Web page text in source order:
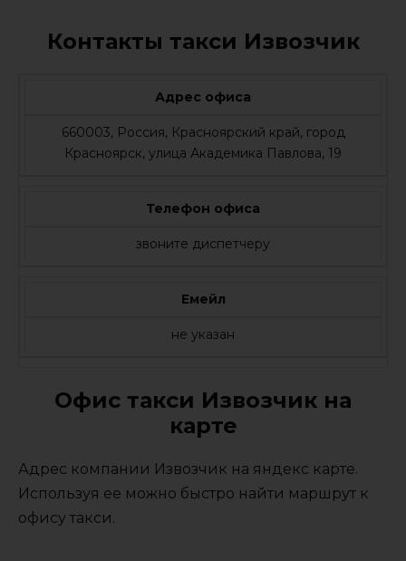
Контакты такси Извозчик
Адрес офиса
660003, Россия, Красноярский край, город
Красноярск, улица Академика Павлова, 19
Телефон офиса
звоните диспетчеру
Емейл
не указан
Офис такси Извозчик на
карте
Адрес компании Извозчик на яндекс карте.
Используя ее можно быстро найти маршрут к
офису такси.